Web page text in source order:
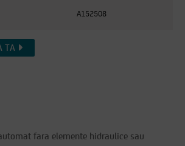
A152508
TA
fara elemente hidraulice sau